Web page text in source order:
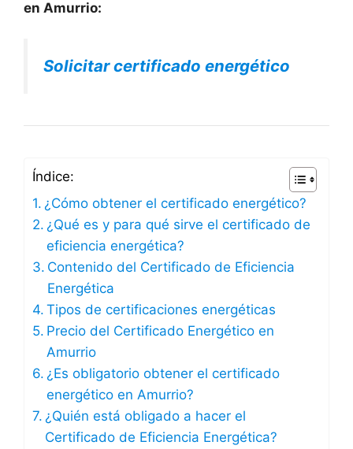
en Amurrio:
Solicitar certificado energético
Índice:
¿Cómo obtener el certificado energético?
¿Qué es y para qué sirve el certificado de
eficiencia energética?
Contenido del Certificado de Eficiencia
Energética
Tipos de certificaciones energéticas
Precio del Certificado Energético en
Amurrio
¿Es obligatorio obtener el certificado
energético en Amurrio?
¿Quién está obligado a hacer el
Certificado de Eficiencia Energética?